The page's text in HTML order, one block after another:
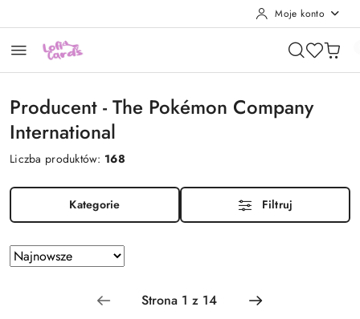
Moje konto
Producent - The Pokémon Company
International
Liczba produktów: 168
Kategorie Filtruj
Zastosowano
sortowanie:
Sortuj
według